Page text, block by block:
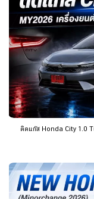
ติดแก๊ส Honda City 1.0